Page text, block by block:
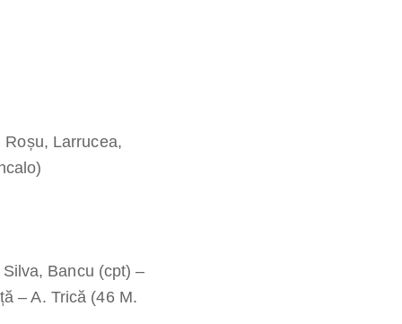
Larrucea,
Bancu (cpt) –
– A. Trică (46 M.